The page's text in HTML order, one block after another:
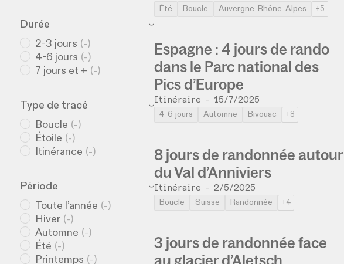
Durée
2-3 jours (-)
4-6 jours (-)
7 jours et + (-)
Type de tracé
Boucle (-)
Étoile (-)
Itinérance (-)
Période
Toute l’année (-)
Hiver (-)
Automne (-)
Été (-)
Printemps (-)
Été Boucle Auvergne-Rhône-Alpes +5
Espagne : 4 jours de rando
dans le Parc national des
Pics d’Europe
Itinéraire - 15/7/2025
4-6 jours Automne Bivouac +8
8 jours de randonnée autour
du Val d’Anniviers
Itinéraire -2/5/2025
Boucle Suisse Randonnée +4
3 jours de randonnée face